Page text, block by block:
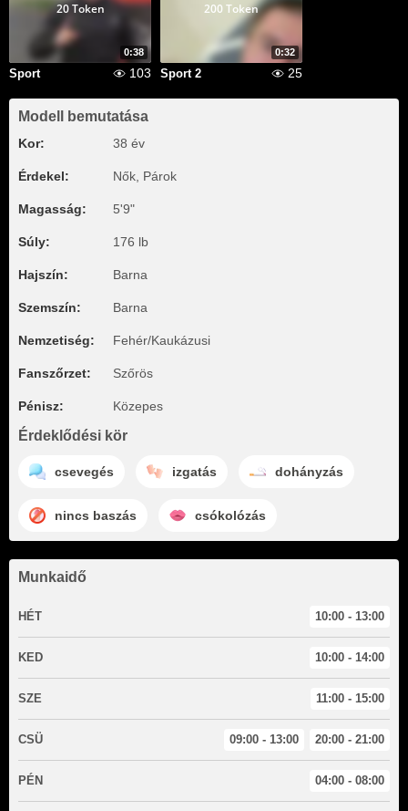
0:38
20 Token
Sport 103
0:32
200 Token
Sport 2 25
Modell bemutatása
Kor: 38 év
Érdekel: Nők, Párok
Magasság: 5'9"
Súly: 176 lb
Hajszín: Barna
Szemszín: Barna
Nemzetiség: Fehér/Kaukázusi
Fanszőrzet: Szőrös
Pénisz: Közepes
Érdeklődési kör
csevegés izgatás dohányzás
nincs baszás csókolózás
Munkaidő
HÉT 10:00 - 13:00
KED 10:00 - 14:00
SZE 11:00 - 15:00
CSÜ 09:00 - 13:00 20:00 - 21:00
PÉN 04:00 - 08:00